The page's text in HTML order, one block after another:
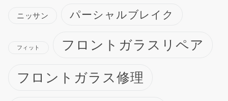
ニッサン パーシャルブレイク
フィット フロントガラスリペア
フロントガラス修理